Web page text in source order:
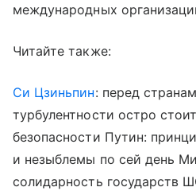
международных
Читайте также:
Си Цзиньпин: перед
турбулентности остро
безопасности Путин:
и незыблемы по сей день
солидарность государств